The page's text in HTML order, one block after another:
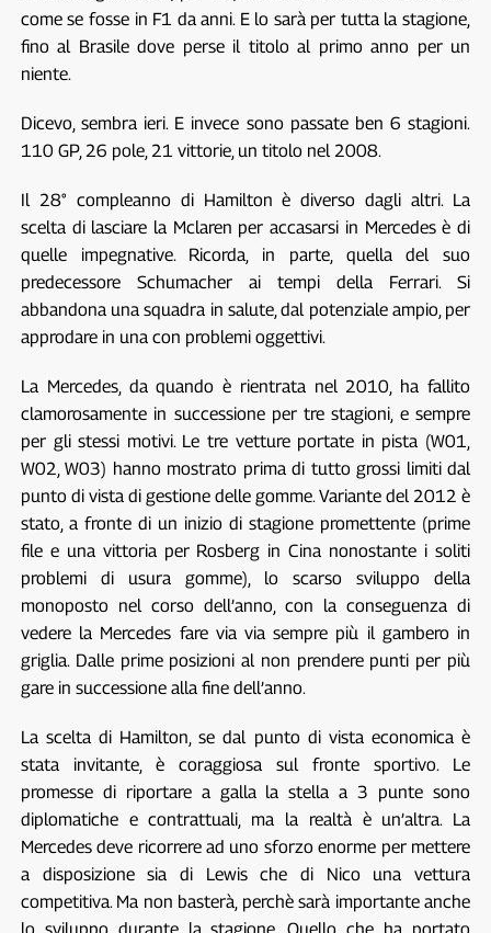
come se fosse in F1 da anni. E lo sarà per tutta la stagione,
fino al Brasile dove perse il titolo al primo anno per un
niente.
Dicevo, sembra ieri. E invece sono passate ben 6 stagioni.
110 GP, 26 pole, 21 vittorie, un titolo nel 2008.
Il 28° compleanno di Hamilton è diverso dagli altri. La
scelta di lasciare la Mclaren per accasarsi in Mercedes è di
quelle impegnative. Ricorda, in parte, quella del suo
predecessore Schumacher ai tempi della Ferrari. Si
abbandona una squadra in salute, dal potenziale ampio, per
approdare in una con problemi oggettivi.
La Mercedes, da quando è rientrata nel 2010, ha fallito
clamorosamente in successione per tre stagioni, e sempre
per gli stessi motivi. Le tre vetture portate in pista (W01,
W02, W03) hanno mostrato prima di tutto grossi limiti dal
punto di vista di gestione delle gomme. Variante del 2012 è
stato, a fronte di un inizio di stagione promettente (prime
file e una vittoria per Rosberg in Cina nonostante i soliti
problemi di usura gomme), lo scarso sviluppo della
monoposto nel corso dell’anno, con la conseguenza di
vedere la Mercedes fare via via sempre più il gambero in
griglia. Dalle prime posizioni al non prendere punti per più
gare in successione alla fine dell’anno.
La scelta di Hamilton, se dal punto di vista economica è
stata invitante, è coraggiosa sul fronte sportivo. Le
promesse di riportare a galla la stella a 3 punte sono
diplomatiche e contrattuali, ma la realtà è un’altra. La
Mercedes deve ricorrere ad uno sforzo enorme per mettere
a disposizione sia di Lewis che di Nico una vettura
competitiva. Ma non basterà, perchè sarà importante anche